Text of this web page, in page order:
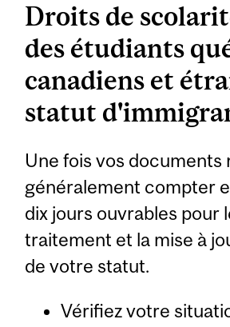
Droits de
des étudiants
canadiens et
statut
Une fois vos documents
généralement compter
dix jours ouvrables pour
traitement et la mise à
de votre statut.
Vérifiez votre